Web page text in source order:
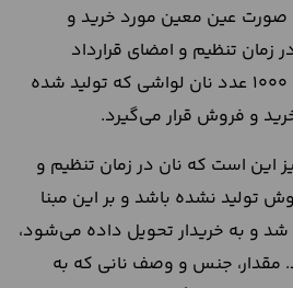
صورت عین معین مورد خرید و
زمان تنظیم و امضای قرارداد
مشخص شود. برای مثال، 1000 عدد نان لواشی که تولید شده
و فروش قرار می‌گیرد.
این است که نان در زمان تنظیم و
تولید نشده باشد و بر این مبنا
شد و به خریدار تحویل داده می‌شود،
مقدار، جنس و وصف نانی که به